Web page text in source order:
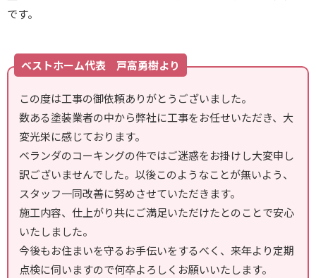
です。
ベストホーム代表 戸高勇樹より
この度は工事の御依頼ありがとうございました。
数ある塗装業者の中から弊社に工事をお任せいただき、大
変光栄に感じております。
ベランダのコーキングの件ではご迷惑をお掛けし大変申し
訳ございませんでした。以後このようなことが無いよう、
スタッフ一同改善に努めさせていただきます。
施工内容、仕上がり共にご満足いただけたとのことで安心
いたしました。
今後もお住まいを守るお手伝いをするべく、来年より定期
点検に伺いますので何卒よろしくお願いいたします。